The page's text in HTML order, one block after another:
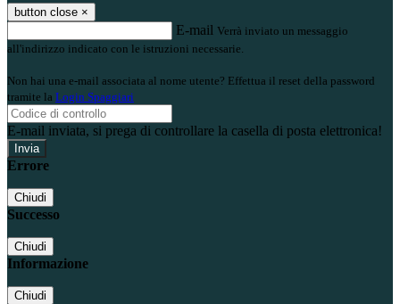
button close ×
E-mail Verrà inviato un messaggio
all'indirizzo indicato con le istruzioni necessarie.
Non hai una e-mail associata al nome utente? Effettua il reset della password
tramite la Login Spaggiari
E-mail inviata, si prega di controllare la casella di posta elettronica!
Errore
Chiudi
Successo
Chiudi
Informazione
Chiudi